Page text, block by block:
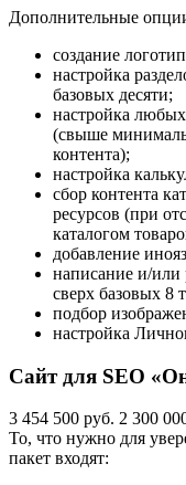
Дополнительные
создание
настройка
базовых десяти;
настройка
(свыше
контента);
настройка
сбор контента
ресурсов (при
каталогом
добавление
написание и/или
сверх базовых 8
подбор
настройка
Сайт для SEO
3 454 500 руб. 2 300
То, что нужно для
пакет входят: